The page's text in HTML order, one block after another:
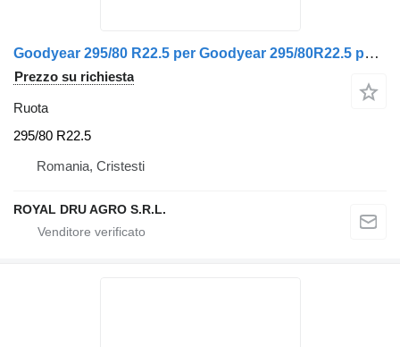
Goodyear 295/80 R22.5 per Goodyear 295/80R22.5 pentru Volvo
Prezzo su richiesta
Ruota
295/80 R22.5
Romania, Cristesti
ROYAL DRU AGRO S.R.L.